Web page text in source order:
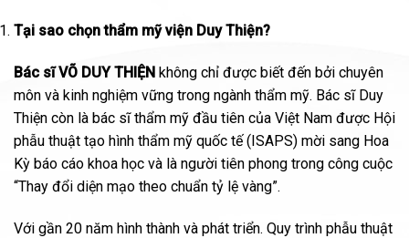
Tại sao chọn thẩm mỹ viện Duy Thiện?
Bác sĩ VÕ DUY THIỆN không chỉ được biết đến bởi chuyên
môn và kinh nghiệm vững trong ngành thẩm mỹ. Bác sĩ Duy
Thiện còn là bác sĩ thẩm mỹ đầu tiên của Việt Nam được Hội
phẫu thuật tạo hình thẩm mỹ quốc tế (ISAPS) mời sang Hoa
Kỳ báo cáo khoa học và là người tiên phong trong công cuộc
“Thay đổi diện mạo theo chuẩn tỷ lệ vàng”.
Với gần 20 năm hình thành và phát triển. Quy trình phẫu thuật